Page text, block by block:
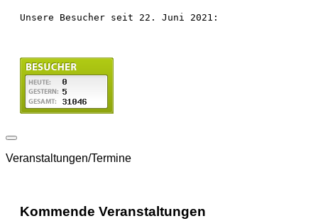
Unsere Besucher seit 22. Juni 2021:
Veranstaltungen/Termine
Kommende Veranstaltungen